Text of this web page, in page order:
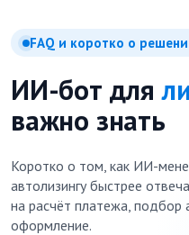
FAQ и коротко о
ИИ-бот для
важно знать
Коротко о том, как ИИ-
автолизингу быстрее
на расчёт платежа, подбор
оформление.